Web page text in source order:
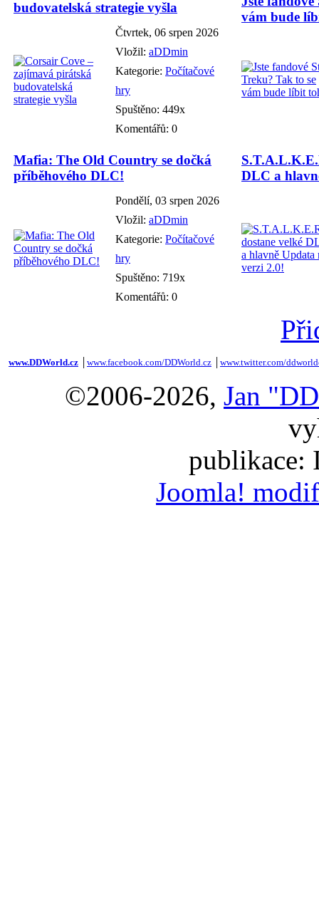
budovatelská strategie vyšla
Čtvrtek, 06 srpen 2026
Vložil: aDDmin
Kategorie: Počítačové
hry
Spuštěno: 449x
Komentářů: 0
vám bude
Mafia: The Old Country se dočká
příběhového DLC!
Pondělí, 03 srpen 2026
Vložil: aDDmin
Kategorie: Počítačové
hry
Spuštěno: 719x
Komentářů: 0
DLC a
www.DDWorld.cz www.facebook.com/DDWorld.cz www.twitter.com/
©2006-2026, Jan
publikace:
Joomla!